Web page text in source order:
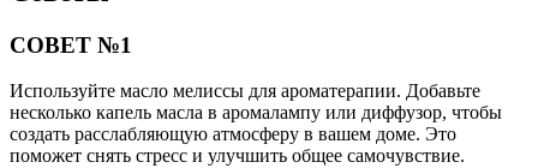
СОВЕТ №1
Используйте масло мелиссы для ароматерапии. Добавьте
несколько капель масла в аромалампу или диффузор, чтобы
создать расслабляющую атмосферу в вашем доме. Это
поможет снять стресс и улучшить общее самочувствие.